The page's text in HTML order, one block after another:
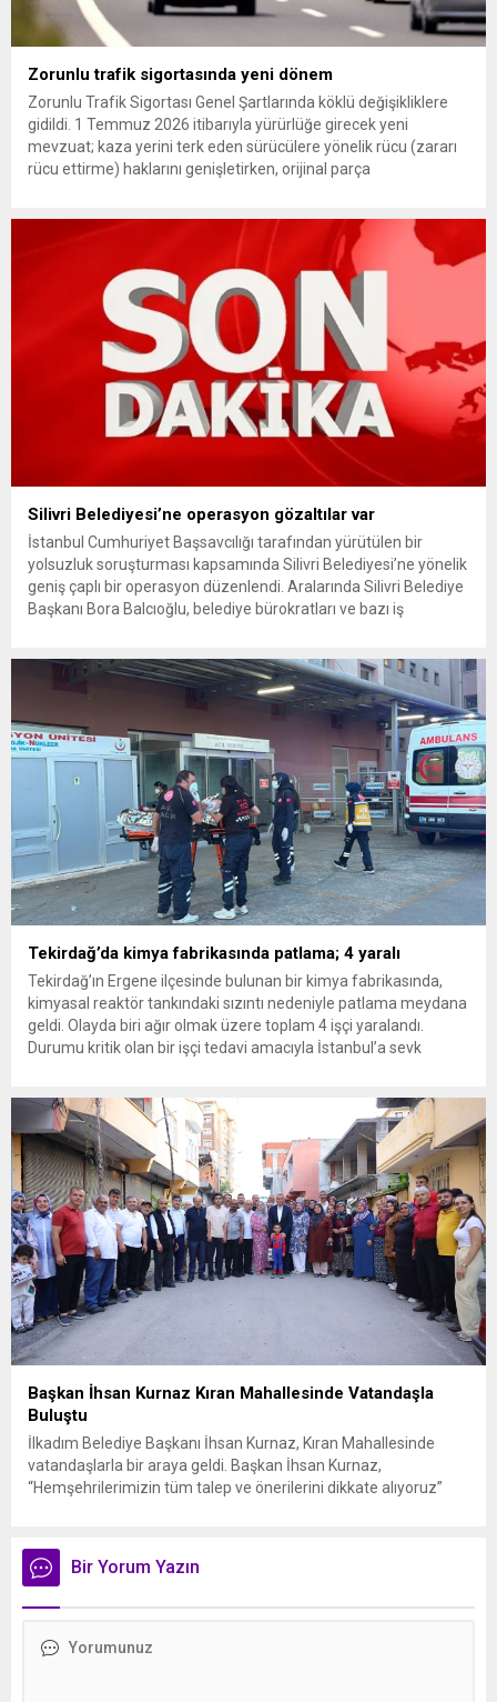
Zorunlu trafik sigortasında yeni dönem
Zorunlu Trafik Sigortası Genel Şartlarında köklü değişikliklere
gidildi. 1 Temmuz 2026 itibarıyla yürürlüğe girecek yeni
mevzuat; kaza yerini terk eden sürücülere yönelik rücu (zararı
rücu ettirme) haklarını genişletirken, orijinal parça
getiriyor. Hazine Müsteşarlığına bağlı ilgili kurumlarca...
Silivri Belediyesi’ne operasyon gözaltılar var
İstanbul Cumhuriyet Başsavcılığı tarafından yürütülen bir
yolsuzluk soruşturması kapsamında Silivri Belediyesi’ne yönelik
geniş çaplı bir operasyon düzenlendi. Aralarında Silivri Belediye
Başkanı Bora Balcıoğlu, belediye bürokratları ve bazı iş
inceleme ve arama çalışmaları devam ediyor. İstanbul’da...
Tekirdağ’da kimya fabrikasında patlama; 4 yaralı
Tekirdağ’ın Ergene ilçesinde bulunan bir kimya fabrikasında,
kimyasal reaktör tankındaki sızıntı nedeniyle patlama meydana
geldi. Olayda biri ağır olmak üzere toplam 4 işçi yaralandı.
Durumu kritik olan bir işçi tedavi amacıyla İstanbul’a sevk
ilçesine...
Başkan İhsan Kurnaz Kıran Mahallesinde Vatandaşla
Buluştu
İlkadım Belediye Başkanı İhsan Kurnaz, Kıran Mahallesinde
vatandaşlarla bir araya geldi. Başkan İhsan Kurnaz,
“Hemşehrilerimizin tüm talep ve önerilerini dikkate alıyoruz”
sohbet eden, onların talep ve önerileri dinleyen Başkan İhsan
Kurnaz, gelen taleplerin çözümü için...
Bir Yorum Yazın